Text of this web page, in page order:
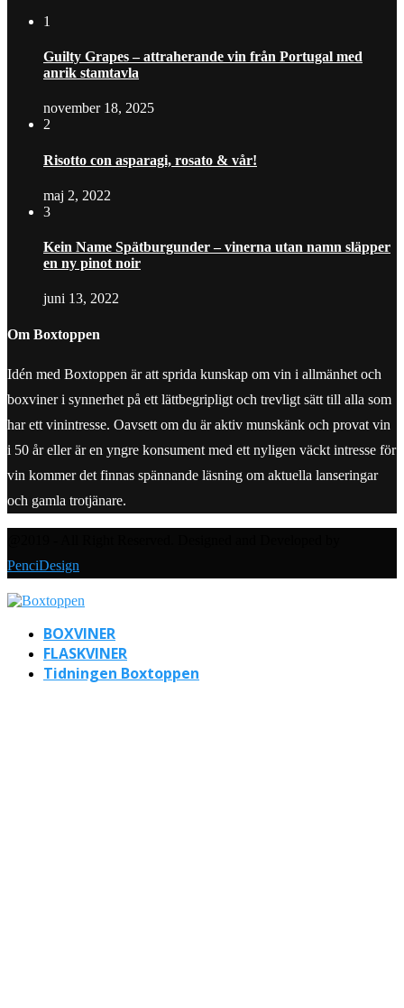
1
Guilty Grapes – attraherande vin från Portugal med
anrik stamtavla
november 18, 2025
2
Risotto con asparagi, rosato & vår!
maj 2, 2022
3
Kein Name Spätburgunder – vinerna utan namn släpper
en ny pinot noir
juni 13, 2022
Om Boxtoppen
Idén med Boxtoppen är att sprida kunskap om vin i allmänhet och
boxviner i synnerhet på ett lättbegripligt och trevligt sätt till alla som
har ett vinintresse. Oavsett om du är aktiv munskänk och provat vin
i 50 år eller är en yngre konsument med ett nyligen väckt intresse för
vin kommer det finnas spännande läsning om aktuella lanseringar
och gamla trotjänare.
PenciDesign
BOXVINER
FLASKVINER
Tidningen Boxtoppen